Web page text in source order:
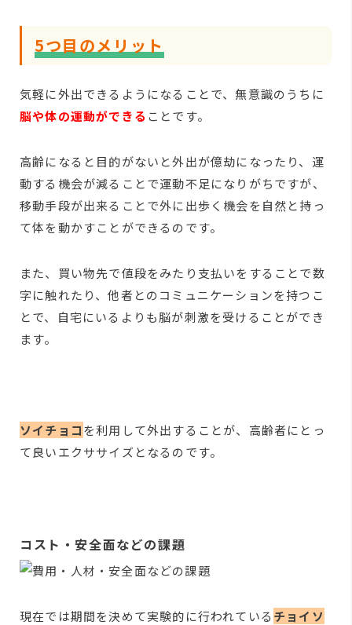
5つ目のメリット
気軽に外出できるようになることで、無意識のうちに
脳や体の運動ができる ことです。
高齢になると目的がないと外出が億劫になったり、運
動する機会が減ることで運動不足になりがちですが、
移動手段が出来ることで外に出歩く機会を自然と持っ
て体を動かすことができるのです。
また、買い物先で値段をみたり支払いをすることで数
字に触れたり、他者とのコミュニケーションを持つこ
とで、自宅にいるよりも脳が刺激を受けることができ
ます。
ソイチョコを利用して外出することが、高齢者にとっ
て良いエクササイズとなるのです。
コスト・安全面などの課題
現在では期間を決めて実験的に行われている チョイソ